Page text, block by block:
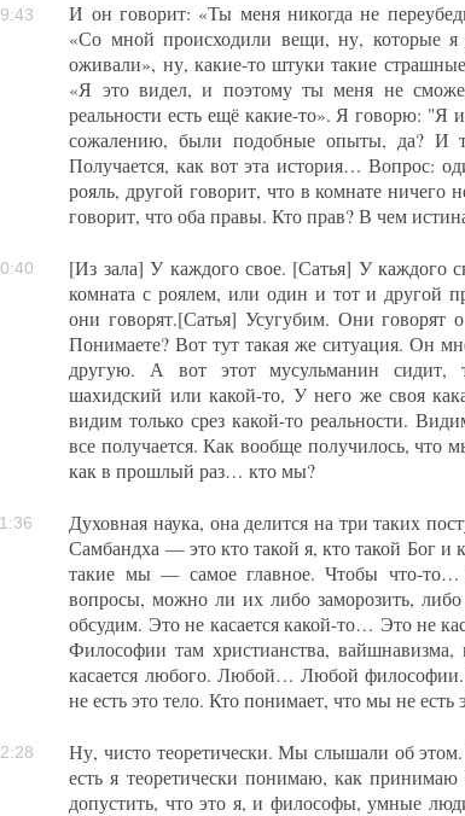
И он говорит: «Ты меня никогда не
«Со мной происходили вещи, ну, которые я
оживали», ну, какие-то штуки такие
«Я это видел, и поэтому ты меня не
реальности есть ещё какие-то». Я говорю: "Я
сожалению, были подобные опыты, да? И
Получается, как вот эта история… Вопрос:
рояль, другой говорит, что в комнате ничего
говорит, что оба правы. Кто прав? В чем
[Из зала] У каждого свое. [Сатья] У каждого
комната с роялем, или один и тот и другой
они говорят.[Сатья] Усугубим. Они говорят
Понимаете? Вот тут такая же ситуация. Он
другую. А вот этот мусульманин
шахидский или какой-то, У него же своя
видим только срез какой-то реальности.
все получается. Как вообще получилось, что
как в прошлый раз… кто мы?
Духовная наука, она делится на три таких
Самбандха — это кто такой я, кто такой Бог и
такие мы — самое главное. Чтобы что-то…
вопросы, можно ли их либо заморозить, либо
обсудим. Это не касается какой-то… Это не
Философии там христианства,
касается любого. Любой… Любой
не есть это тело. Кто понимает, что мы не есть
Ну, чисто теоретически. Мы слышали об
есть я теоретически понимаю, как
допустить, что это я, и философы, умные